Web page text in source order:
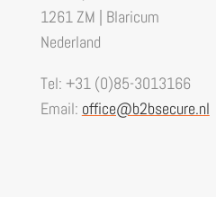
1261 ZM | Blaricum
Nederland
Tel: +31 (0)85-3013166
Email: office@b2bsecure.nl